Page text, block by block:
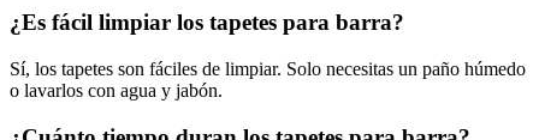
¿Es fácil limpiar los tapetes para barra?
Sí, los tapetes son fáciles de limpiar. Solo necesitas un paño húmedo
o lavarlos con agua y jabón.